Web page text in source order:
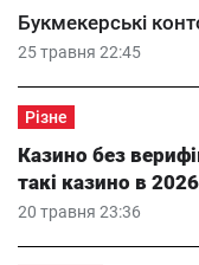
25 травня 22:45
Букмекерські
Різне
20 травня 23:36
Казино без
такі казино в